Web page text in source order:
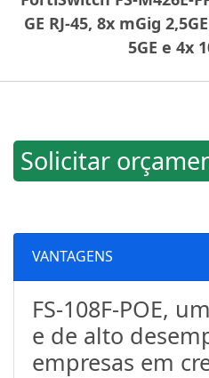
GE RJ-45, 8x mGig
5GE e 4x
Solicitar
VANTAGENS
FS-108F-POE,
e de alto
empresas em